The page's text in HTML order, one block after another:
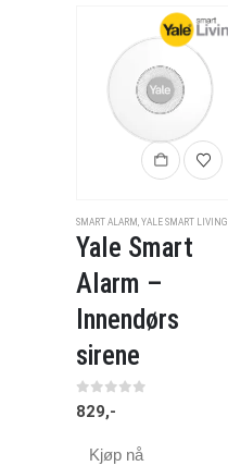
SMART ALARM , YALE SMART LIVING
Yale Smart
Alarm –
Innendørs
sirene
0av 5
829,-
Kjøp nå